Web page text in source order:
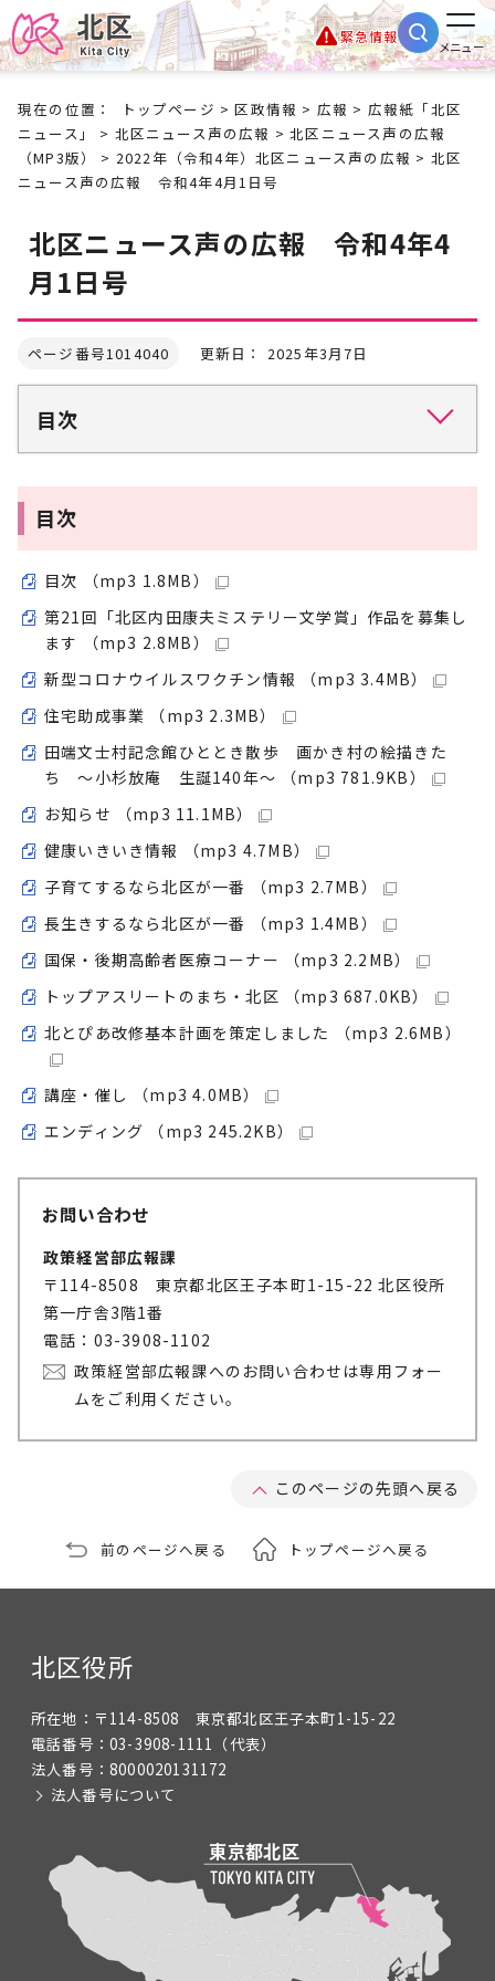
緊急情報
メニュー
現在の位置： トップページ >区政情報 > 広報 > 広報紙「北区
ニュース」
> 北区ニュース声の広報 >北区ニュース声の広報
（MP3版）
> 2022年（令和4年）北区ニュース声の広報 > 北区
ニュース声の広報 令和4年4月1日号
北区ニュース声の広報 令和4年4
月1日号
ページ番号1014040 更新日： 2025年3月7日
目次
目次
目次 （mp3 1.8MB）
第21回「北区内田康夫ミステリー文学賞」作品を募集し
ます （mp3 2.8MB）
新型コロナウイルスワクチン情報 （mp3 3.4MB）
住宅助成事業 （mp3 2.3MB）
田端文士村記念館ひととき散歩 画かき村の絵描きた
ち ～小杉放庵 生誕140年～ （mp3 781.9KB）
お知らせ （mp3 11.1MB）
健康いきいき情報 （mp3 4.7MB）
子育てするなら北区が一番 （mp3 2.7MB）
長生きするなら北区が一番 （mp3 1.4MB）
国保・後期高齢者医療コーナー （mp3 2.2MB）
トップアスリートのまち・北区 （mp3 687.0KB）
北とぴあ改修基本計画を策定しました （mp3 2.6MB）
講座・催し （mp3 4.0MB）
エンディング （mp3 245.2KB）
お問い合わせ
政策経営部広報課
〒114-8508 東京都北区王子本町1-15-22 北区役所
第一庁舎3階1番
電話：03-3908-1102
政策経営部広報課へのお問い合わせは専用フォー
ムをご利用ください。
このページの先頭へ戻る
前のページへ戻る トップページへ戻る
北区役所
所在地： 〒114-8508 東京都北区王子本町1-15-22
電話番号： 03-3908-1111 （代表）
法人番号： 8000020131172
法人番号について